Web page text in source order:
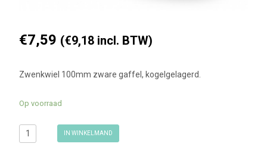
€7,59 (€9,18 incl. BTW)
Zwenkwiel 100mm zware gaffel, kogelgelagerd.
Op voorraad
Zwenkwiel
IN WINKELMAND